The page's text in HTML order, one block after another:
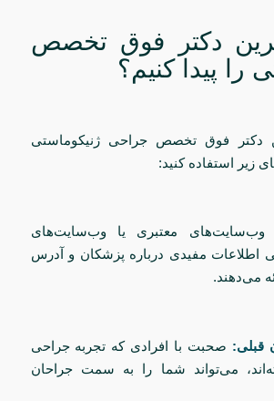
دکتر فوق تخصص
را پیدا کنیم؟
دکتر فوق تخصص جراحی ژنیکوماستی
زیر استفاده کنید:
وب‌سایت‌های معتبری یا وب‌سایت‌های
اطلاعات مفیدی درباره پزشکان و آدرس
می‌دهند.
قبلی: صحبت با افرادی که تجربه جراحی
می‌تواند شما را به سمت جراحان